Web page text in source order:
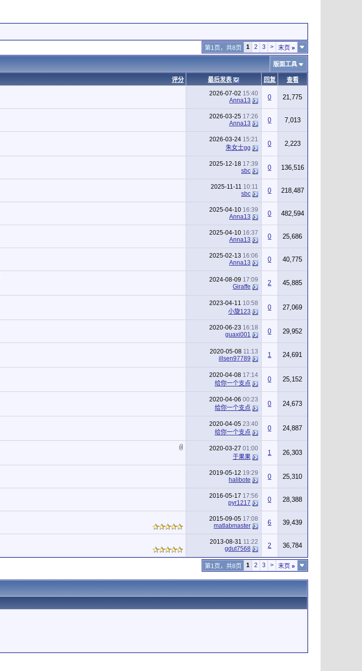
第1页，共8页 1 2 3 > 末页 »
版面工具
评分 最后发表 回复 查看
2026-07-02 15:40
Anna13
0 21,775
2026-03-25 17:26
Anna13
0 7,013
2026-03-24 15:21
朱女士gg
0 2,223
2025-12-18 17:39
sbc
0 136,516
2025-11-11 10:11
sbc
0 218,487
2025-04-10 16:39
Anna13
0 482,594
2025-04-10 16:37
Anna13
0 25,686
2025-02-13 16:06
Anna13
0 40,775
2024-08-09 17:09
Giraffe
2 45,885
2023-04-11 10:58
小旋123
0 27,069
2020-06-23 16:18
guaxi001
0 29,952
2020-05-08 11:13
illsen97789
1 24,691
2020-04-08 17:14
给你一个支点
0 25,152
2020-04-06 00:23
给你一个支点
0 24,673
2020-04-05 23:40
给你一个支点
0 24,887
2020-03-27 01:00
于果果
1 26,303
2019-05-12 19:29
halibote
0 25,310
2016-05-17 17:56
pyr1217
0 28,388
2015-09-05 17:08
matlabmaster
6 39,439
2013-08-31 11:22
gdut7568
2 36,784
第1页，共8页 1 2 3 > 末页 »